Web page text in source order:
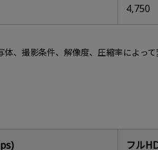
4,750
、撮影条件、解像度、圧縮率によって
フル